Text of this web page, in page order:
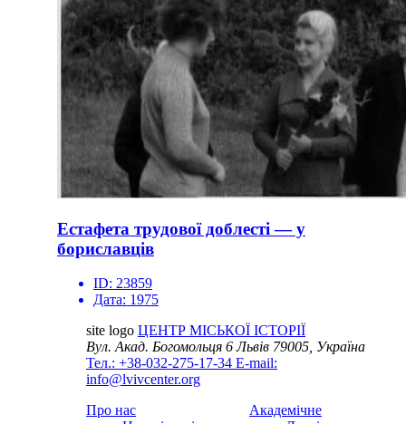
Естафета трудової доблесті — у
бориславців
ID: 23859
Дата: 1975
site logo ЦЕНТР МІСЬКОЇ ІСТОРІЇ
Вул. Акад. Богомольця 6Львів 79005, Україна
Тел.: +38-032-275-17-34 E-mail:
info@lvivcenter.org
Про нас
Академічне